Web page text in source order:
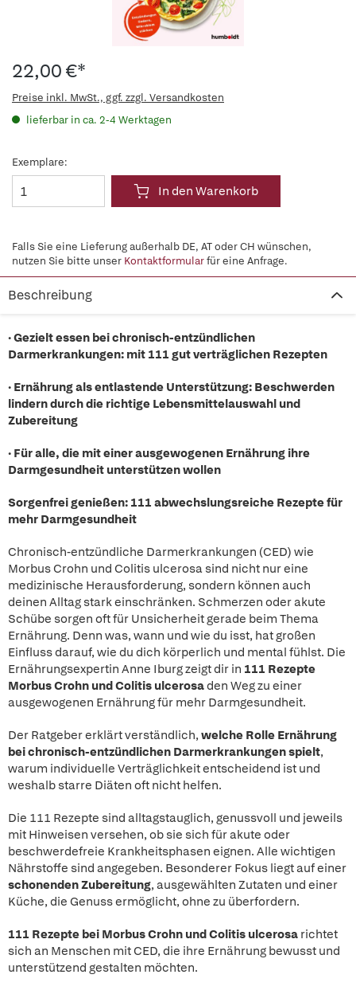
22,00 €*
Preise inkl. MwSt., ggf. zzgl. Versandkosten
lieferbar in ca. 2-4 Werktagen
Exemplare:
In den Warenkorb
Falls Sie eine Lieferung außerhalb DE, AT oder CH wünschen,
nutzen Sie bitte unser Kontaktformularfür eine Anfrage.
Beschreibung
· Gezielt essen bei chronisch-entzündlichen
Darmerkrankungen: mit 111 gut verträglichen Rezepten
· Ernährung als entlastende Unterstützung: Beschwerden
lindern durch die richtige Lebensmittelauswahl und
Zubereitung
· Für alle, die mit einer ausgewogenen Ernährung ihre
Darmgesundheit unterstützen wollen
Sorgenfrei genießen: 111 abwechslungsreiche Rezepte für
mehr Darmgesundheit
Chronisch-entzündliche Darmerkrankungen (CED) wie
Morbus Crohn und Colitis ulcerosa sind nicht nur eine
medizinische Herausforderung, sondern können auch
deinen Alltag stark einschränken. Schmerzen oder akute
Schübe sorgen oft für Unsicherheit gerade beim Thema
Ernährung. Denn was, wann und wie du isst, hat großen
Einfluss darauf, wie du dich körperlich und mental fühlst. Die
Ernährungsexpertin Anne Iburg zeigt dir in 111 Rezepte
Morbus Crohn und Colitis ulcerosaden Weg zu einer
ausgewogenen Ernährung für mehr Darmgesundheit.
Der Ratgeber erklärt verständlich, welche Rolle Ernährung
bei chronisch-entzündlichen Darmerkrankungen spielt,
warum individuelle Verträglichkeit entscheidend ist und
weshalb starre Diäten oft nicht helfen.
Die 111 Rezepte sind alltagstauglich, genussvoll und jeweils
mit Hinweisen versehen, ob sie sich für akute oder
beschwerdefreie Krankheitsphasen eignen. Alle wichtigen
Nährstoffe sind angegeben. Besonderer Fokus liegt auf einer
schonenden Zubereitung, ausgewählten Zutaten und einer
Küche, die Genuss ermöglicht, ohne zu überfordern.
111 Rezepte bei Morbus Crohn und Colitis ulcerosa richtet
sich an Menschen mit CED, die ihre Ernährung bewusst und
unterstützend gestalten möchten.